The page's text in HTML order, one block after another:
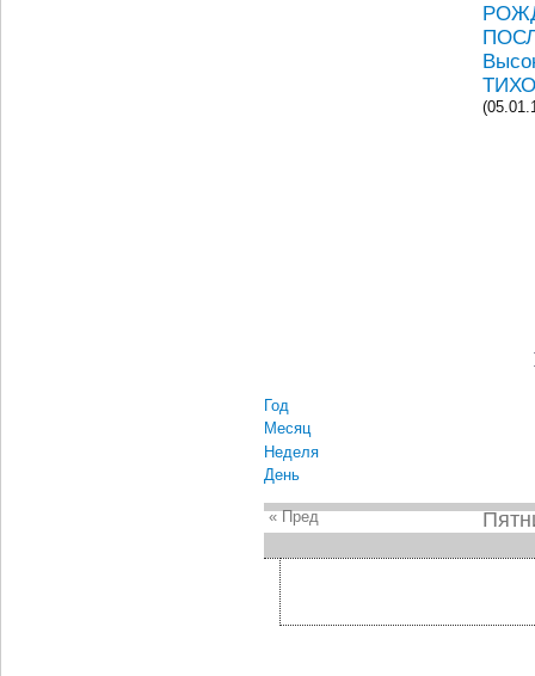
Год
Месяц
Неделя
День
« Пред